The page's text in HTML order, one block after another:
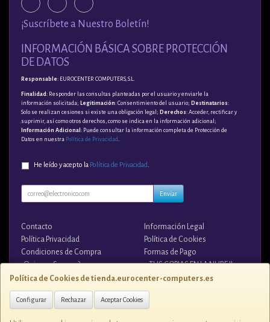
Política de Cookies de tienda.eurocenter-computers.es
Configurar Rechazar Aceptar Cookies
¡Suscríbete a Nuestro Boletín!
INFORMACIÓN BÁSICA SOBRE PROTECCIÓN
DE DATOS
Responsable: EUROCENTER COMPUTERS, S.L.
Finalidad : Responder las consultas planteadas por el usuario y enviarle la
información solicitada; Legitimación: Consentimiento del usuario; Destinatarios:
Solo se realizan cesiones si existe una obligación legal; Derechos: Acceder, rectificar y
suprimir, así como otros derechos, como se indica en la información adicional;
Información Adicional : Puede consultar la información completa de Protección de
Datos en nuestra Política de Privacidad
He leído y acepto la Política de Privacidad.
Enviar
Contacto
Información Legal
Política Privacidad
Política de Cookies
Condiciones de Compra
Formas de Pago
¿Quienes Somos?
¡¡ TUS COPIAS EN LA NUBE !!
Contacto
tienda@eurocenter-computers.es